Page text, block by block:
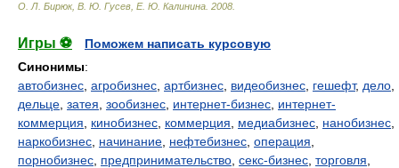
О. Л. Бирюк, В. Ю. Гусев, Е. Ю. Калинина 2008
Игры ⚽
Поможем написать курсовую
Синонимы:
автобизнес агробизнес артбизнес видеобизнес гешефт, дело
дельце затея зообизнес интернет-бизнес интернет-
коммерция
кинобизнес коммерция медиабизнес нанобизнес
наркобизнес начинание нефтебизнес операция
порнобизнес предпринимательство секс-бизнес торговля